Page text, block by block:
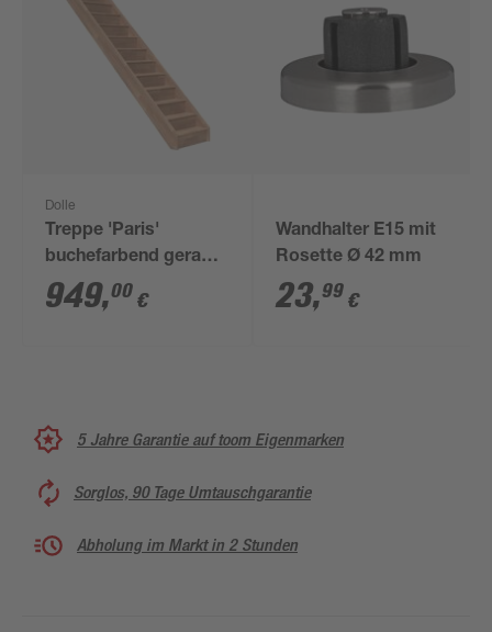
Dolle
Treppe 'Paris'
buchefarbend gerade
mit 14 Setzstufen
949,00 €
Wandhalter E15 mit
Rosette Ø 42 mm
23,99 €
5 Jahre Garantie auf toom Eigenmarken
Sorglos, 90 Tage Umtauschgarantie
Abholung im Markt in 2 Stunden